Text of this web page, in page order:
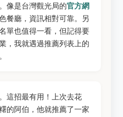
像是台灣觀光局的官方網
餐廳，資訊相對可靠。另
單也值得一看，但記得要
，我就遇過推薦列表上的
這招最有用！上次去花
的阿伯，他就推薦了一家